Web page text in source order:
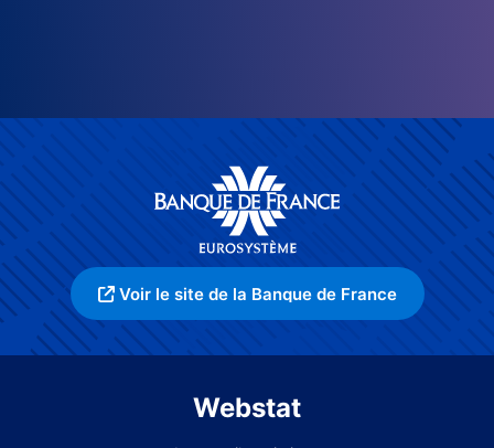
Voir le site de la Banque de France
Webstat